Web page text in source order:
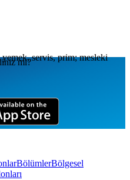
servis, prim; mesleki
mi?
BölümlerBölgesel